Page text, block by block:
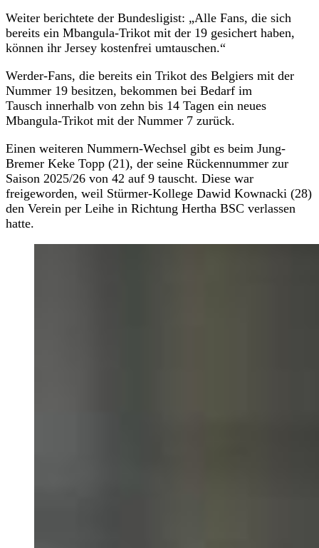
Weiter berichtete der Bundesligist: „Alle Fans, die sich
bereits ein Mbangula-Trikot mit der 19 gesichert haben,
können ihr Jersey kostenfrei umtauschen.“
Werder-Fans, die bereits ein Trikot des Belgiers mit der
Nummer 19 besitzen, bekommen bei Bedarf im
Tausch innerhalb von zehn bis 14 Tagen ein neues
Mbangula-Trikot mit der Nummer 7 zurück.
Einen weiteren Nummern-Wechsel gibt es beim Jung-
Bremer Keke Topp (21), der seine Rückennummer zur
Saison 2025/26 von 42 auf 9 tauscht. Diese war
freigeworden, weil Stürmer-Kollege Dawid Kownacki (28)
den Verein per Leihe in Richtung Hertha BSC verlassen
hatte.